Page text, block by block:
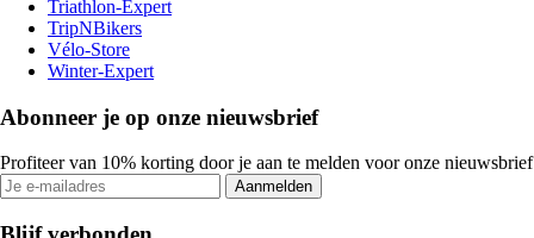
Triathlon-Expert
TripNBikers
Vélo-Store
Winter-Expert
Abonneer je op onze nieuwsbrief
Profiteer van 10% korting door je aan te melden voor onze nieuwsbrief
Aanmelden